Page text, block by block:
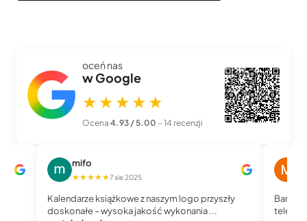
oceń nas
w Google
★★★★★
Ocena 4.93 / 5.00 – 14 recenzji
mifo
★★★★★7 sie 2025
Kalendarze książkowe z naszym logo przyszły
doskonałe – wysoka jakość wykonania ...
Bardzo